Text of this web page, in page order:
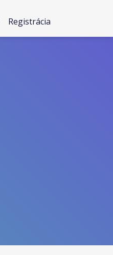
Registrácia